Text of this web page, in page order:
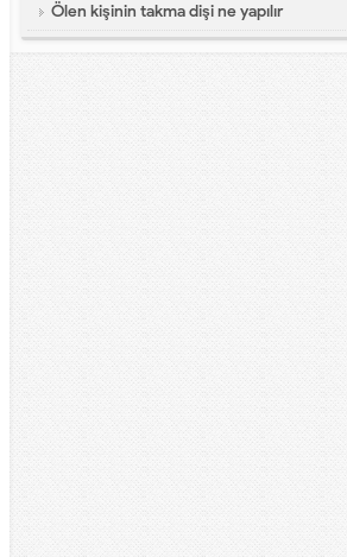
Ölen kişinin takma dişi ne yapılır